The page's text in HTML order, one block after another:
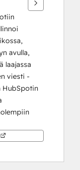
avulla,
laajassa
viesti -
HubSpotin